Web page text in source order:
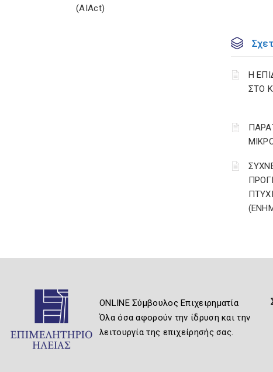
(AIAct)
Η
ΣΤΟ
ONLINE Σύμβουλος Επιχειρηματία
Όλα όσα αφορούν την ίδρυση και την
λειτουργία της επιχείρησής σας.